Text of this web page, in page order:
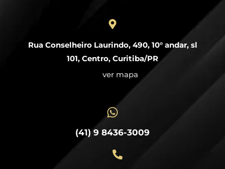
Rua Conselheiro Laurindo, 490, 10° andar, sl
101, Centro, Curitiba/PR
ver mapa
(41) 9 8436-3009